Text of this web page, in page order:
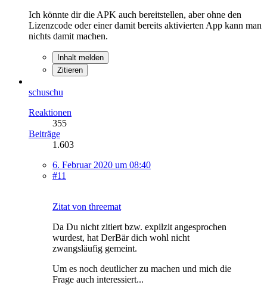
Ich könnte dir die APK auch bereitstellen, aber ohne den
Lizenzcode oder einer damit bereits aktivierten App kann man
nichts damit machen.
Inhalt melden
Zitieren
schuschu
Reaktionen
355
Beiträge
1.603
6. Februar 2020 um 08:40
#11
Zitat von threemat
Da Du nicht zitiert bzw. expilzit angesprochen
wurdest, hat DerBär dich wohl nicht
zwangsläufig gemeint.
Um es noch deutlicher zu machen und mich die
Frage auch interessiert...